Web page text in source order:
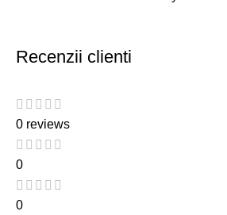
Recenzii clienti
0 reviews
0
0